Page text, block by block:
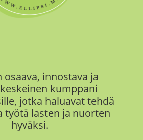
osaava, innostava ja
kumppani
jotka haluavat tehdä
työtä lasten ja nuorten
hyväksi.